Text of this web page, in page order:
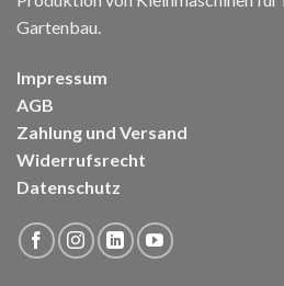
Gartenbau.
Impressum
AGB
Zahlung und Versand
Widerrufsrecht
Datenschutz